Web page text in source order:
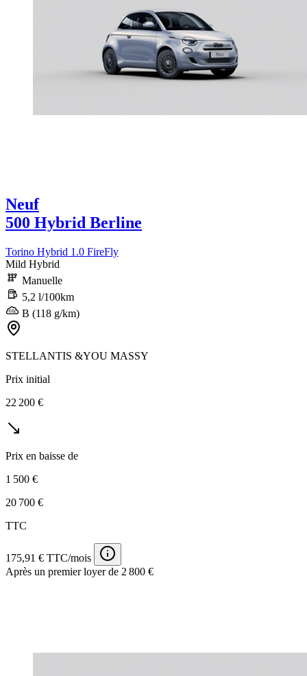
Neuf
500 Hybrid Berline
Torino Hybrid 1.0 FireFly
Mild Hybrid
Manuelle
5,2 l/100km
B (118 g/km)
STELLANTIS &YOU MASSY
Prix initial
22 200 €
Prix en baisse de
1 500 €
20 700 €
TTC
175,91 € TTC/mois
Après un premier loyer de 2 800 €